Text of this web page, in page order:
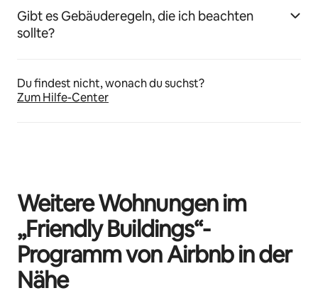
Gibt es Gebäuderegeln, die ich beachten
sollte?
Du findest nicht, wonach du suchst?
Zum Hilfe-Center
Weitere Wohnungen im
„Friendly Buildings“-
Programm von Airbnb in der
Nähe